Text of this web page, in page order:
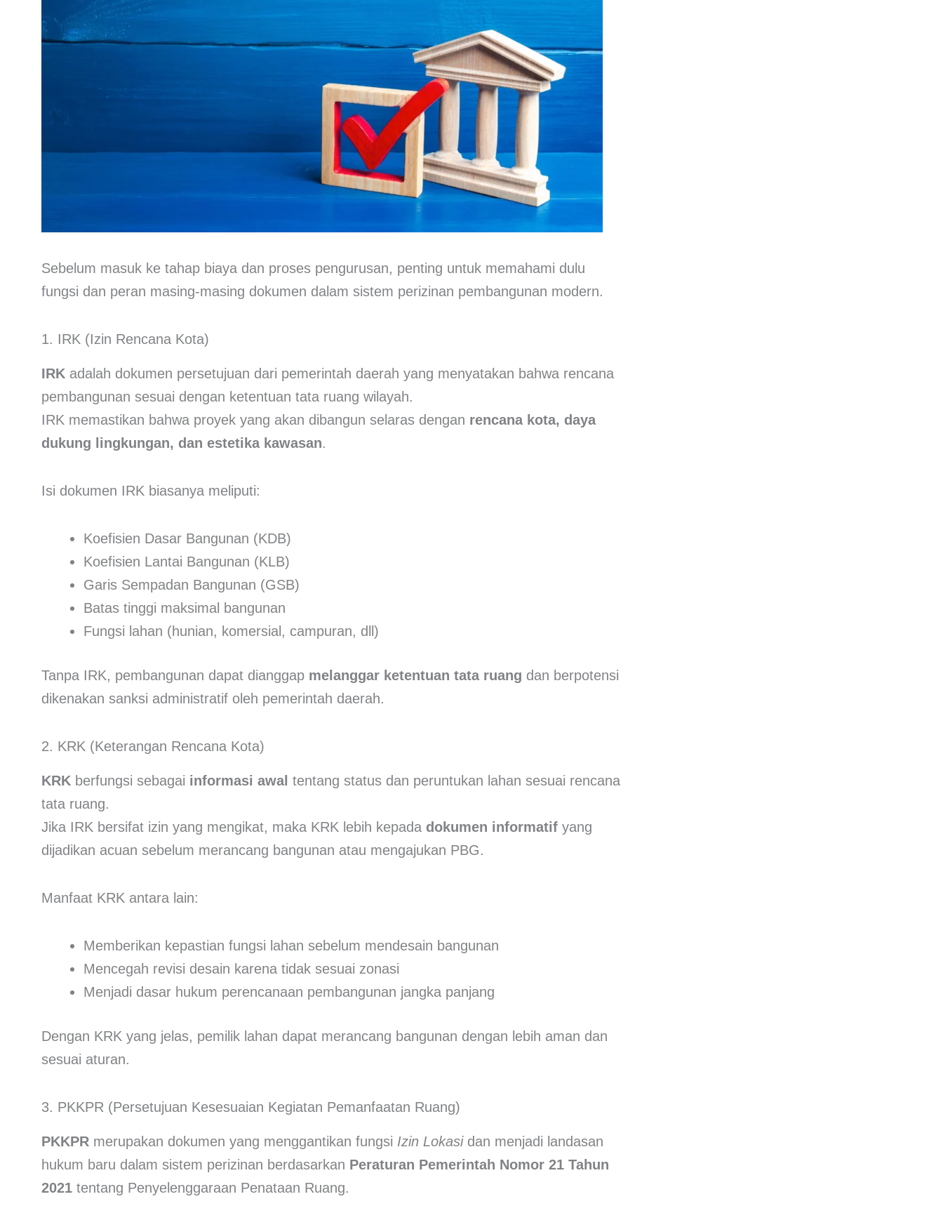
Sebelum masuk ke tahap biaya dan proses pengurusan, penting untuk memahami dulu
fungsi dan peran masing-masing dokumen dalam sistem perizinan pembangunan modern.
1. IRK (Izin Rencana Kota)
IRKadalah dokumen persetujuan dari pemerintah daerah yang menyatakan bahwa rencana
pembangunan sesuai dengan ketentuan tata ruang wilayah.
IRK memastikan bahwa proyek yang akan dibangun selaras dengan rencana kota, daya
dukung lingkungan, dan estetika kawasan.
Isi dokumen IRK biasanya meliputi:
Koefisien Dasar Bangunan (KDB)
Koefisien Lantai Bangunan (KLB)
Garis Sempadan Bangunan (GSB)
Batas tinggi maksimal bangunan
Fungsi lahan (hunian, komersial, campuran, dll)
Tanpa IRK, pembangunan dapat dianggap melanggar ketentuan tata ruang dan berpotensi
dikenakan sanksi administratif oleh pemerintah daerah.
2. KRK (Keterangan Rencana Kota)
KRKberfungsi sebagai informasi awal tentang status dan peruntukan lahan sesuai rencana
tata ruang.
Jika IRK bersifat izin yang mengikat, maka KRK lebih kepada dokumen informatifyang
dijadikan acuan sebelum merancang bangunan atau mengajukan PBG.
Manfaat KRK antara lain:
Memberikan kepastian fungsi lahan sebelum mendesain bangunan
Mencegah revisi desain karena tidak sesuai zonasi
Menjadi dasar hukum perencanaan pembangunan jangka panjang
Dengan KRK yang jelas, pemilik lahan dapat merancang bangunan dengan lebih aman dan
sesuai aturan.
3. PKKPR (Persetujuan Kesesuaian Kegiatan Pemanfaatan Ruang)
PKKPRmerupakan dokumen yang menggantikan fungsi Izin Lokasidan menjadi landasan
hukum baru dalam sistem perizinan berdasarkan Peraturan Pemerintah Nomor 21 Tahun
2021tentang Penyelenggaraan Penataan Ruang.